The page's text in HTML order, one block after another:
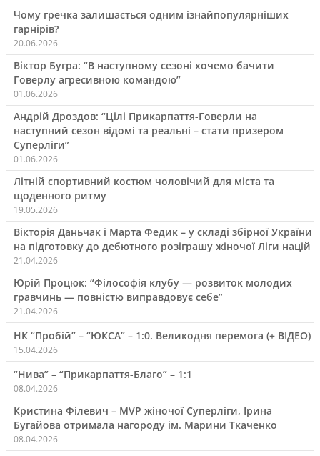
Чому гречка залишається одним ізнайпопулярніших
гарнірів?
20.06.2026
Віктор Бугра: “В наступному сезоні хочемо бачити
Говерлу агресивною командою”
01.06.2026
Андрій Дроздов: “Цілі Прикарпаття-Говерли на
наступний сезон відомі та реальні – стати призером
Суперліги”
01.06.2026
Літній спортивний костюм чоловічий для міста та
щоденного ритму
19.05.2026
Вікторія Даньчак і Марта Федик – у складі збірної України
на підготовку до дебютного розіграшу жіночої Ліги націй
21.04.2026
Юрій Процюк: “Філософія клубу — розвиток молодих
гравчинь — повністю виправдовує себе”
21.04.2026
НК “Пробій” – “ЮКСА” – 1:0. Великодня перемога (+ ВІДЕО)
15.04.2026
“Нива” – “Прикарпаття-Благо” – 1:1
08.04.2026
Кристина Філевич – MVP жіночої Суперліги, Ірина
Бугайова отримала нагороду ім. Марини Ткаченко
08.04.2026